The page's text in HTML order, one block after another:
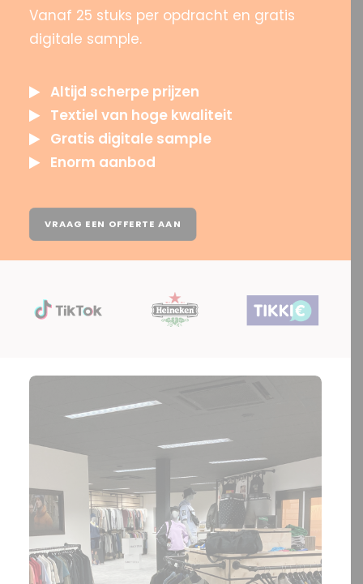
Vanaf 25 stuks per opdracht en gratis
digitale sample.
Altijd scherpe prijzen
Textiel van hoge kwaliteit
Gratis digitale sample
Enorm aanbod
VRAAG EEN OFFERTE AAN